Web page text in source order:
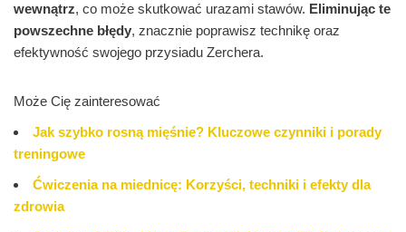
wewnątrz, co może skutkować urazami stawów. Eliminując te
powszechne błędy, znacznie poprawisz technikę oraz
efektywność swojego przysiadu Zerchera.
Może Cię zainteresować
Jak szybko rosną mięśnie? Kluczowe czynniki i porady
treningowe
Ćwiczenia na miednicę: Korzyści, techniki i efekty dla
zdrowia